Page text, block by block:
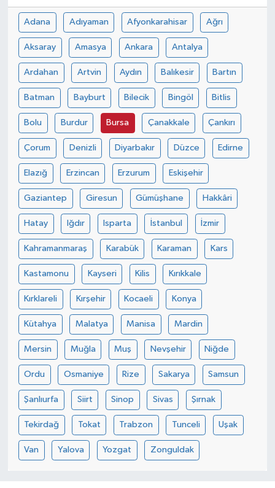
Adana Adıyaman Afyonkarahisar Ağrı
Aksaray Amasya Ankara Antalya
Ardahan Artvin Aydın Balıkesir Bartın
Batman Bayburt Bilecik Bingöl Bitlis
Bolu Burdur Bursa Çanakkale Çankırı
Çorum Denizli Diyarbakır Düzce Edirne
Elazığ Erzincan Erzurum Eskişehir
Gaziantep Giresun Gümüşhane Hakkâri
Hatay Iğdır Isparta İstanbul İzmir
Kahramanmaraş Karabük Karaman Kars
Kastamonu Kayseri Kilis Kırıkkale
Kırklareli Kırşehir Kocaeli Konya
Kütahya Malatya Manisa Mardin
Mersin Muğla Muş Nevşehir Niğde
Ordu Osmaniye Rize Sakarya Samsun
Şanlıurfa Siirt Sinop Sivas Şırnak
Tekirdağ Tokat Trabzon Tunceli Uşak
Van Yalova Yozgat Zonguldak